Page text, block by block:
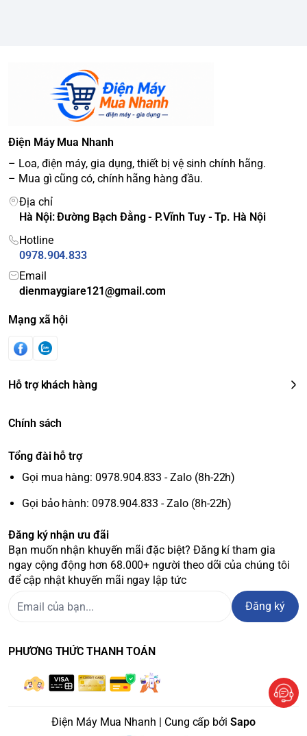
Điện Máy Mua Nhanh
– Loa, điện máy, gia dụng, thiết bị vệ sinh chính hãng.
– Mua gì cũng có, chính hãng hàng đầu.
Địa chỉ
Hà Nội: Đường Bạch Đằng - P.Vĩnh Tuy - Tp. Hà Nội
Hotline
0978.904.833
Email
dienmaygiare121@gmail.com
Mạng xã hội
Hỗ trợ khách hàng
Chính sách
Tổng đài hỗ trợ
Gọi mua hàng: 0978.904.833 - Zalo (8h-22h)
Gọi bảo hành: 0978.904.833 - Zalo (8h-22h)
Đăng ký nhận ưu đãi
Bạn muốn nhận khuyến mãi đặc biệt? Đăng kí tham gia
ngay cộng động hơn 68.000+ người theo dõi của chúng tôi
để cập nhật khuyến mãi ngay lập tức
Đăng ký
PHƯƠNG THỨC THANH TOÁN
Điện Máy Mua Nhanh | Cung cấp bởiSapo